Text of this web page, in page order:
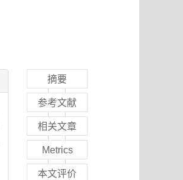
摘要
参考文献
相关文章
Metrics
本文评价